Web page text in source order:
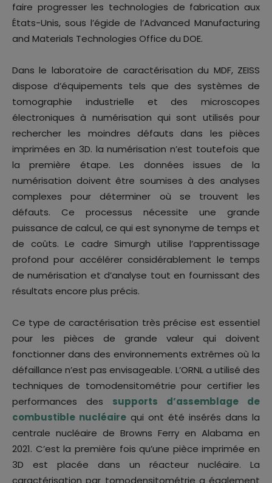
faire progresser les technologies de fabrication aux
États-Unis, sous l’égide de l’Advanced Manufacturing
and Materials Technologies Office du DOE.
Dans le laboratoire de caractérisation du MDF, ZEISS
dispose d’équipements tels que des systèmes de
tomographie industrielle et des microscopes
électroniques à numérisation qui sont utilisés pour
rechercher les moindres défauts dans les pièces
imprimées en 3D. la numérisation n’est toutefois que
la première étape. Les données issues de la
numérisation doivent être soumises à des analyses
complexes pour déterminer où se trouvent les
défauts. Ce processus nécessite une grande
puissance de calcul, ce qui est synonyme de temps et
de coûts. Le cadre Simurgh utilise l’apprentissage
profond pour accélérer considérablement le temps
de numérisation et d’analyse tout en fournissant des
résultats encore plus précis.
Ce type de caractérisation très précise est essentiel
pour les pièces de grande valeur qui doivent
fonctionner dans des environnements extrêmes où la
défaillance n’est pas envisageable. L’ORNL a utilisé des
techniques de tomodensitométrie pour certifier les
performances des supports d’assemblage de
combustible nucléaire qui ont été insérés dans la
centrale nucléaire de Browns Ferry en Alabama en
2021. C’est la première fois qu’une pièce imprimée en
3D est placée dans un réacteur nucléaire. La
caractérisation par tomodensitométrie a également